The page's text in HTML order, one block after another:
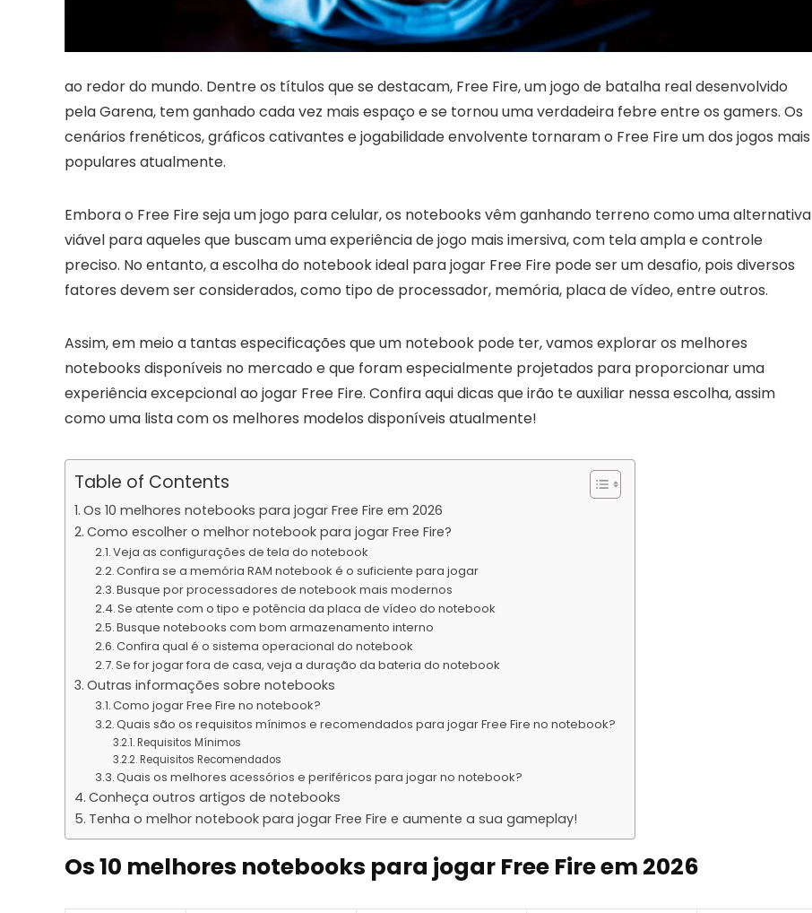
ao redor do mundo. Dentre os títulos que se destacam, Free Fire, um jogo de batalha real desenvolvido
pela Garena, tem ganhado cada vez mais espaço e se tornou uma verdadeira febre entre os gamers. Os
cenários frenéticos, gráficos cativantes e jogabilidade envolvente tornaram o Free Fire um dos jogos mais
populares atualmente.
Embora o Free Fire seja um jogo para celular, os notebooks vêm ganhando terreno como uma alternativa
viável para aqueles que buscam uma experiência de jogo mais imersiva, com tela ampla e controle
preciso. No entanto, a escolha do notebook ideal para jogar Free Fire pode ser um desafio, pois diversos
fatores devem ser considerados, como tipo de processador, memória, placa de vídeo, entre outros.
Assim, em meio a tantas especificações que um notebook pode ter, vamos explorar os melhores
notebooks disponíveis no mercado e que foram especialmente projetados para proporcionar uma
experiência excepcional ao jogar Free Fire. Confira aqui dicas que irão te auxiliar nessa escolha, assim
como uma lista com os melhores modelos disponíveis atualmente!
Table of Contents
Os 10 melhores notebooks para jogar Free Fire em 2026
Como escolher o melhor notebook para jogar Free Fire?
Veja as configurações de tela do notebook
Confira se a memória RAM notebook é o suficiente para jogar
Busque por processadores de notebook mais modernos
Se atente com o tipo e potência da placa de vídeo do notebook
Busque notebooks com bom armazenamento interno
Confira qual é o sistema operacional do notebook
Se for jogar fora de casa, veja a duração da bateria do notebook
Outras informações sobre notebooks
Como jogar Free Fire no notebook?
Quais são os requisitos mínimos e recomendados para jogar Free Fire no notebook?
Requisitos Mínimos
Requisitos Recomendados
Quais os melhores acessórios e periféricos para jogar no notebook?
Conheça outros artigos de notebooks
Tenha o melhor notebook para jogar Free Fire e aumente a sua gameplay!
Os 10 melhores notebooks para jogar Free Fire em 2026